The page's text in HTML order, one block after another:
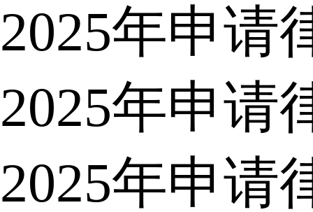
2025年申请
2025年申请
2025年申请